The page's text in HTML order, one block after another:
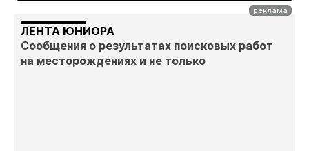
ЛЕНТА ЮНИОРА
Сообщения о результатах поисковых работ
на месторождениях и не только